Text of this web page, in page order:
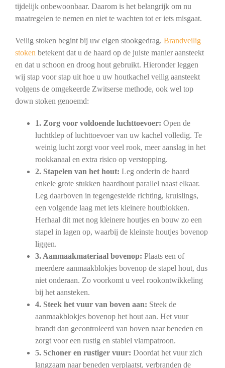
tijdelijk onbewoonbaar. Daarom is het belangrijk om nu
maatregelen te nemen en niet te wachten tot er iets misgaat.
Veilig stoken begint bij uw eigen stookgedrag. Brandveilig
stoken betekent dat u de haard op de juiste manier aansteekt
en dat u schoon en droog hout gebruikt. Hieronder leggen
wij stap voor stap uit hoe u uw houtkachel veilig aansteekt
volgens de omgekeerde Zwitserse methode, ook wel top
down stoken genoemd:
1. Zorg voor voldoende luchttoevoer: Open de
luchtklep of luchttoevoer van uw kachel volledig. Te
weinig lucht zorgt voor veel rook, meer aanslag in het
rookkanaal en extra risico op verstopping.
2. Stapelen van het hout: Leg onderin de haard
enkele grote stukken haardhout parallel naast elkaar.
Leg daarboven in tegengestelde richting, kruislings,
een volgende laag met iets kleinere houtblokken.
Herhaal dit met nog kleinere houtjes en bouw zo een
stapel in lagen op, waarbij de kleinste houtjes bovenop
liggen.
3. Aanmaakmateriaal bovenop: Plaats een of
meerdere aanmaakblokjes bovenop de stapel hout, dus
niet onderaan. Zo voorkomt u veel rookontwikkeling
bij het aansteken.
4. Steek het vuur van boven aan: Steek de
aanmaakblokjes bovenop het hout aan. Het vuur
brandt dan gecontroleerd van boven naar beneden en
zorgt voor een rustig en stabiel vlampatroon.
5. Schoner en rustiger vuur: Doordat het vuur zich
langzaam naar beneden verplaatst, verbranden de